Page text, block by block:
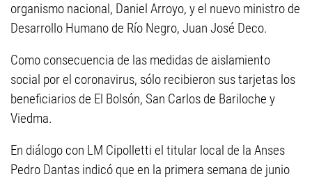
organismo nacional, Daniel Arroyo, y el nuevo ministro de
Desarrollo Humano de Río Negro, Juan José Deco.
Como consecuencia de las medidas de aislamiento
social por el coronavirus, sólo recibieron sus tarjetas los
beneficiarios de El Bolsón, San Carlos de Bariloche y
Viedma.
En diálogo con LM Cipolletti el titular local de la Anses
Pedro Dantas indicó que en la primera semana de junio